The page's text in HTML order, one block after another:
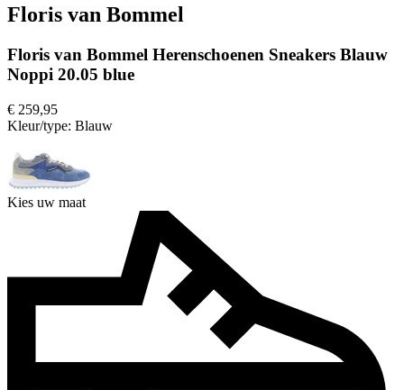
Floris van Bommel
Floris van Bommel Herenschoenen Sneakers Blauw
Noppi 20.05 blue
€ 259,95
Kleur/type: Blauw
Kies uw maat